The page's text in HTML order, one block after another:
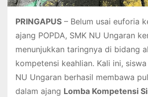
PRINGAPUS – Belum usai euforia
ajang POPDA, SMK NU Ungaran
menunjukkan taringnya di bidang
kompetensi keahlian. Kali ini,
NU Ungaran berhasil membawa
dalam ajang Lomba Kompetensi